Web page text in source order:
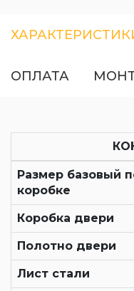
ОПЛАТА
Размер базовый
коробке
Коробка двери
Полотно двери
Лист стали